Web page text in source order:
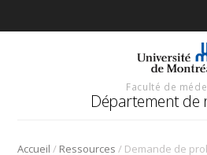
Faculté de
Département de
Accueil / Ressources / Demande de